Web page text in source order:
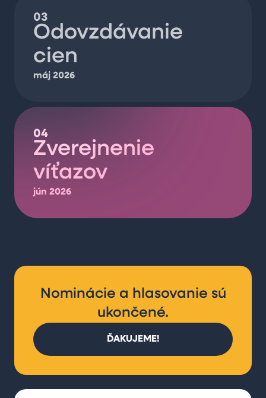
03
Odovzdávanie
cien
máj 2026
04
Zverejnenie
víťazov
jún 2026
Nominácie a hlasovanie sú
ukončené.
ĎAKUJEME!